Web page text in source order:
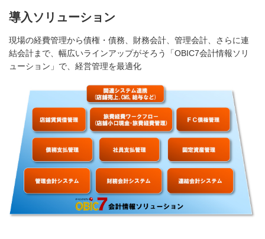
導入ソリューション
現場の経費管理から債権・債務、財務会計、管理会計、さらに連
結会計まで、幅広いラインアップがそろう「OBIC7会計情報ソリ
ューション」で、経営管理を最適化